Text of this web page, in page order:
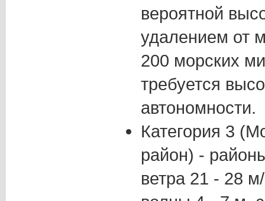
вероятной
удалением от
200 морских
требуется
автономности.
Категория 3
район) -
ветра 21 - 28